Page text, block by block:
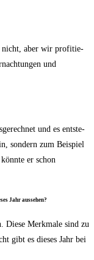
nicht, aber wir pro­fi­tie­
und
und es ent­ste­
son­dern zum Bei­spiel
er schon
Jahr aussehen?
Die­se Merk­ma­le sind zu
gibt es die­ses Jahr bei